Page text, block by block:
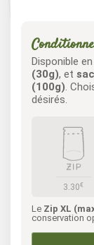
Disponible en
(30g), et
(100g).
désirés.
3.30€
Le Zip XL
conservation